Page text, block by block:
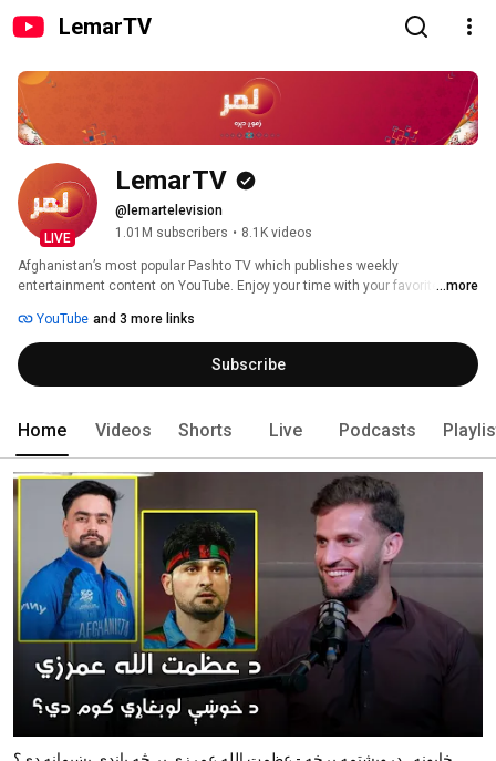
LemarTV
LIVE
LemarTV
@lemartelevision
1.01M subscribers • 8.1K videos
Afghanistan’s most popular Pashto TV which publishes weekly
entertainment content on YouTube. Enjoy your time with your favorite ...more
YouTube and 3 more links
Subscribe
Home Videos Shorts Live Podcasts